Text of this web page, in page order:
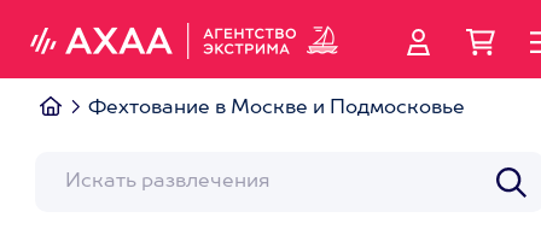
Фехтование в Москве и Подмосковье